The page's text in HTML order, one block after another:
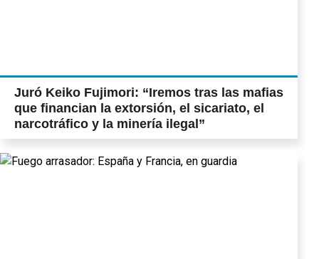
Juró Keiko Fujimori: “Iremos tras las mafias
que financian la extorsión, el sicariato, el
narcotráfico y la minería ilegal”